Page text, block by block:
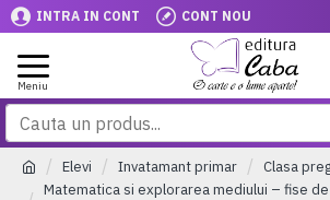
INTRA IN CONT CONT NOU
Elevi Invatamant primar
Clasa
Matematica si explorarea mediului – fise